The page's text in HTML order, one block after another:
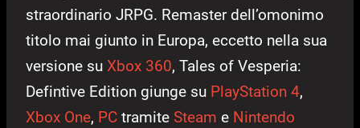
straordinario JRPG. Remaster dell’omonimo
titolo mai giunto in Europa, eccetto nella sua
versione su Xbox 360, Tales of Vesperia:
Defintive Edition giunge su PlayStation 4,
Xbox One, PC tramite Steam e Nintendo